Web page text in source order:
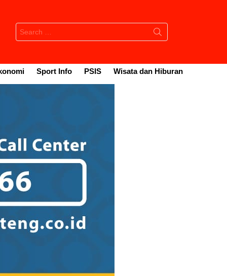
Search
for:
Sport Info PSIS Wisata dan Hiburan